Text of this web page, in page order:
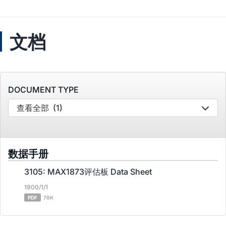
文档
DOCUMENT TYPE
查看全部 (1)
数据手册
3105: MAX1873评估板 Data Sheet
1900/1/1
PDF 78K